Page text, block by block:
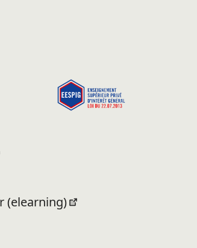
(elearning)